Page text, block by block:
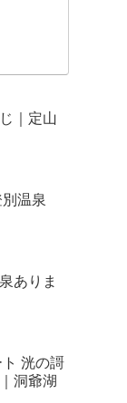
｜定山
温泉
ありま
洸の謌
洞爺湖